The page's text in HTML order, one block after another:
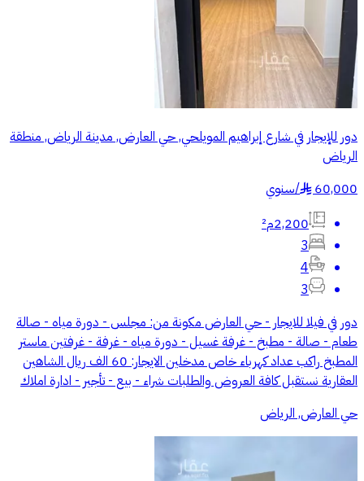
دور للإيجار في شارع إبراهيم المويلحي, حي العارض, مدينة الرياض, منطقة
الرياض
60,000
§
/سنوي
2,200م²
3
4
3
دور في فيلا للايجار - حي العارض مكونة من: مجلس - دورة مياه - صالة
طعام - صالة - مطبخ - غرفة غسيل - دورة مياه - غرفة - غرفتين ماستر
المطبخ راكب عداد كهرباء خاص مدخلين الايجار: 60 الف ريال الشاهين
العقارية نستقبل كافة العروض والطلبات شراء - بيع - تأجير - ادارة املاك
حي العارض, الرياض